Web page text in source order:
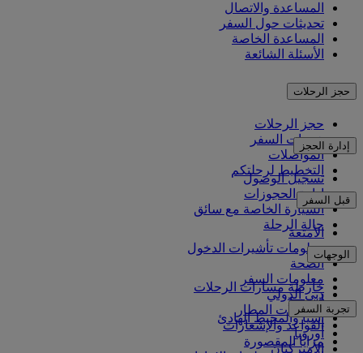
المساعدة والاتصال
تحديثات حول السفر
المساعدة الخاصة
الأسئلة الشائعة
حجز الرحلات
حجز الرحلات
خدمات السفر
المواصلات
التخطيط لرحلتكم
إدارة الحجز
تسجيل الوصول
إدارة الحجوزات
السيارة الخاصة مع سائق
حالة الرحلة
قبل السفر
الأمتعة
معلومات تأشيرات الدخول
الصحة
معلومات السفر
دبي الدولي
مواصلات المطار
القواعد والإشعارات
الوجهات
خارطة مسارات الرحلات
أفريقيا
آسيا والمحيط الهادئ
أوروبا
الأميركتان
تجربة السفر
مزايا المقصورة